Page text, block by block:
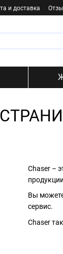
и доставка
Chaser –
Вы
сервис.
Chaser